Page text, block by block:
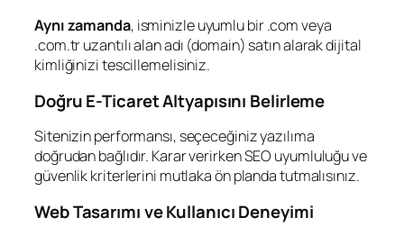
Aynı zamanda, isminizle uyumlu bir .com veya
.com.tr uzantılı alan adı (domain) satın alarak dijital
kimliğinizi tescillemelisiniz.
Doğru E-Ticaret Altyapısını Belirleme
Sitenizin performansı, seçeceğiniz yazılıma
doğrudan bağlıdır. Karar verirken SEO uyumluluğu ve
güvenlik kriterlerini mutlaka ön planda tutmalısınız.
Web Tasarımı ve Kullanıcı Deneyimi